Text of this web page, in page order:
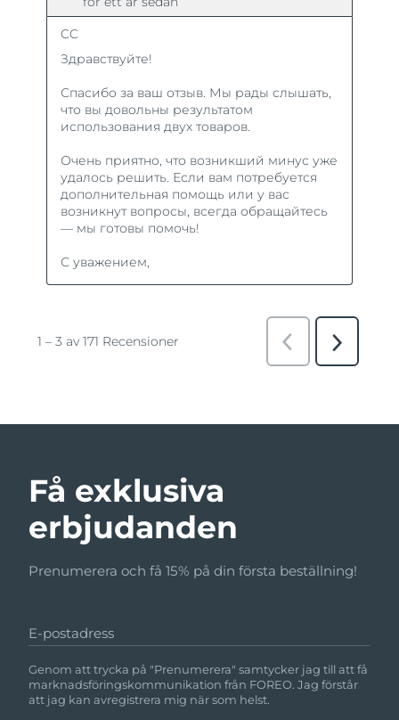
Få exklusiva
erbjudanden
Prenumerera och få 15% på din första beställning!
E-postadress
Genom att trycka på "Prenumerera" samtycker jag till att få
marknadsföringskommunikation från FOREO. Jag förstår
att jag kan avregistrera mig när som helst.